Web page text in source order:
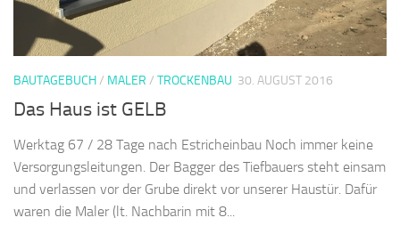
BAUTAGEBUCH/ MALER / TROCKENBAU 30. AUGUST 2016
Das Haus ist GELB
Werktag 67 / 28 Tage nach Estricheinbau Noch immer keine
Versorgungsleitungen. Der Bagger des Tiefbauers steht einsam
und verlassen vor der Grube direkt vor unserer Haustür. Dafür
waren die Maler (lt. Nachbarin mit 8...